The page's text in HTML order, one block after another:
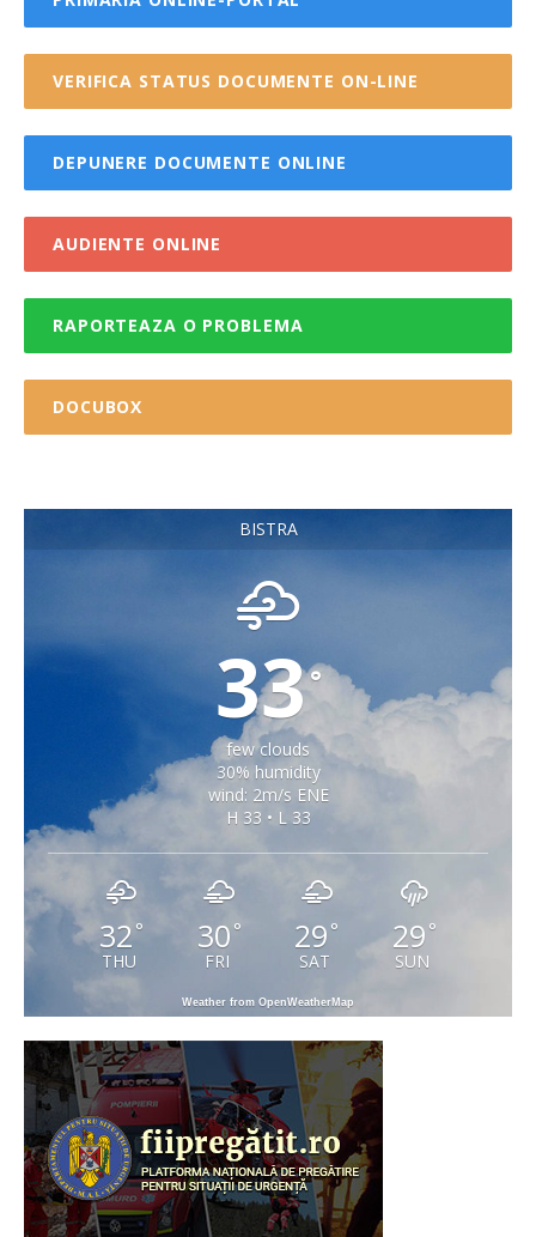
VERIFICA STATUS DOCUMENTE ON-LINE
DEPUNERE DOCUMENTE ONLINE
AUDIENTE ONLINE
RAPORTEAZA O PROBLEMA
DOCUBOX
BISTRA
33°
few clouds
30% humidity
wind: 2m/s ENE
H 33 • L 33
32°
THU
30 °
FRI
29 °
SAT
29 °
SUN
Weather from OpenWeatherMap